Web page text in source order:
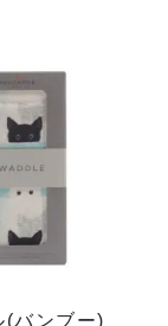
(バンブー)